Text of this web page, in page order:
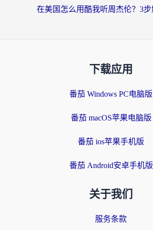
下载应用
番茄 Windows PC电脑版
番茄 macOS苹果电脑版
番茄 ios苹果手机版
番茄 Android安卓手机版
关于我们
服务条款